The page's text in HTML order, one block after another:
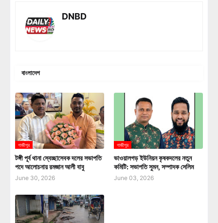
DNBD
বাংলাদেশ
গা‌জীপুর
টঙ্গী পূর্ব থানা স্বেচ্ছাসেবক দলের সভাপতি
পদে আলোচনায় রমজান আলী বাবু
June 30, 2026
গা‌জীপুর
ভাওয়ালগড় ইউনিয়ন কৃষকদলের নতুন
কমিটি: সভাপতি সুমন, সম্পাদক সেলিম
June 03, 2026